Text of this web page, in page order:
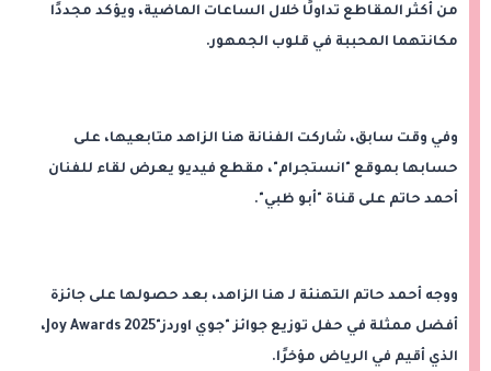
من أكثر المقاطع تداولًا خلال الساعات الماضية، ويؤكد مجددًا
مكانتهما المحببة في قلوب الجمهور.
وفي وقت سابق، شاركت الفنانة هنا الزاهد متابعيها، على
حسابها بموقع "انستجرام"، مقطع فيديو يعرض لقاء للفنان
أحمد حاتم على قناة "أبو ظبي".
ووجه أحمد حاتم التهنئة لـ هنا الزاهد، بعد حصولها على جائزة
أفضل ممثلة في حفل توزيع جوائز "جوي اوردز"2025 Joy Awards،
الذي أقيم في الرياض مؤخرًا.